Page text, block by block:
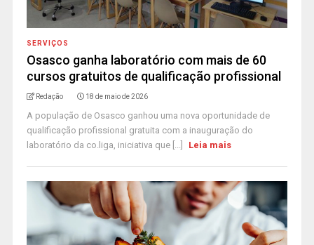
SERVIÇOS
Osasco ganha laboratório com mais de 60
cursos gratuitos de qualificação profissional
Redação 18 de maio de 2026
A população de Osasco ganhou uma nova oportunidade de
qualificação profissional gratuita com a inauguração do
laboratório da co.liga, iniciativa que [...]
Leia mais